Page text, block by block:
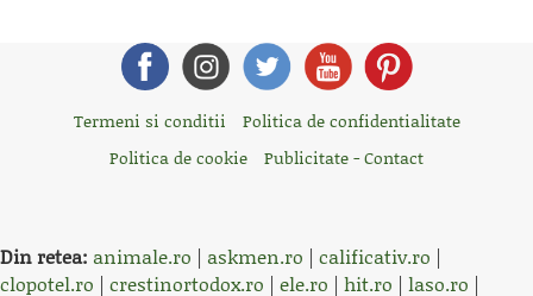
Termeni si conditii
Politica de confidentialitate
Politica de cookie
Publicitate - Contact
Din retea: animale.ro | askmen.ro | calificativ.ro |
clopotel.ro | crestinortodox.ro | ele.ro | hit.ro | laso.ro |